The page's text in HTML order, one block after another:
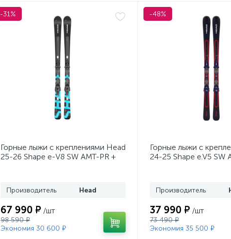
-31%
Горные лыжи с креплениями Head
25-26 Shape e-V8 SW AMT-PR +
Производитель Head
67 990 ₽ /шт
98 590 ₽
Экономия 30 600 ₽
-48%
Горные лыжи с
24-25 Shape e.V5 SW
Производитель
37 990 ₽ /шт
73 490 ₽
Экономия 35 500 ₽